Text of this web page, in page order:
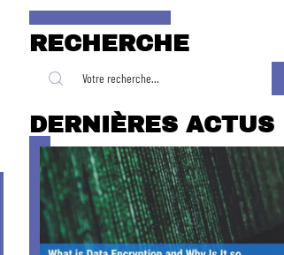
RECHERCHE
DERNIÈRES ACTUS